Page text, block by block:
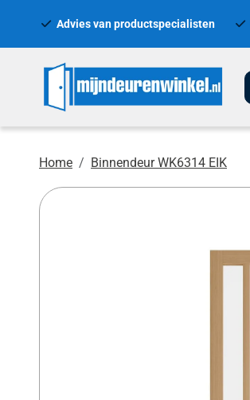
Advies van productspecialisten
Home Binnendeur WK6314 EIK